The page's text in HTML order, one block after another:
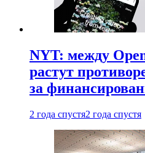
NYT: между
растут
за
2 года спустя2 года спустя